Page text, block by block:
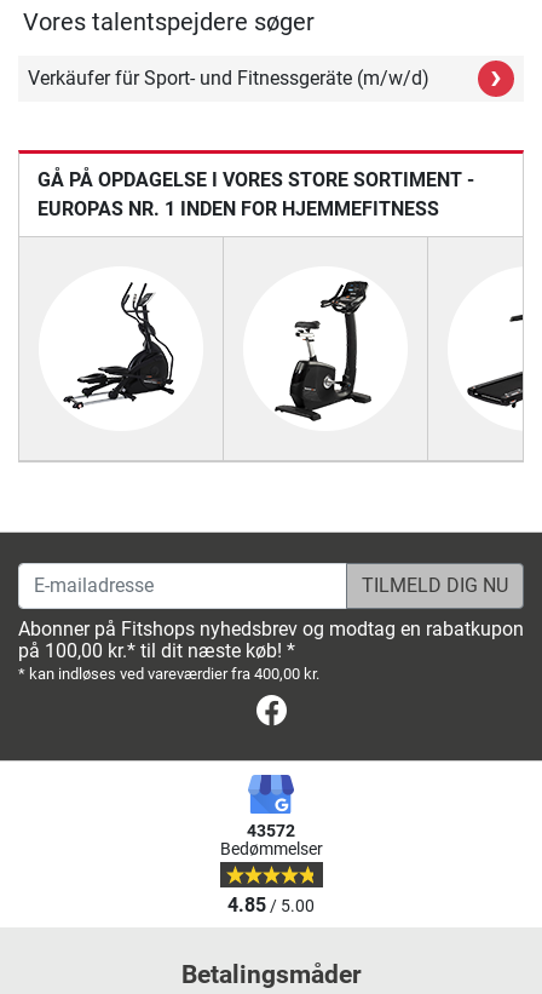
Vores talentspejdere søger
Verkäufer für Sport- und Fitnessgeräte (m/w/d) ›
GÅ PÅ OPDAGELSE I VORES STORE SORTIMENT -
EUROPAS NR. 1 INDEN FOR HJEMMEFITNESS
E-mailadresse
Abonner på Fitshops nyhedsbrev og modtag en rabatkupon
på 100,00 kr.* til dit næste køb! *
* kan indløses ved vareværdier fra 400,00 kr.
43572
Bedømmelser
4.85/ 5.00
Betalingsmåder